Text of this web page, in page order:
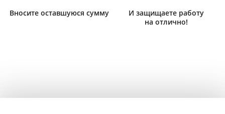
Вносите оставшуюся сумму
И защищаете работу
на отлично!